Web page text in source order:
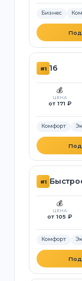
Бизнес
#1 16
💰
ЦЕНА
от 171 ₽
Комфорт
#1
💰
ЦЕНА
от 105 ₽
Комфорт